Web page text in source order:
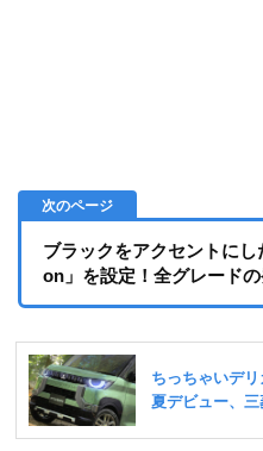
ブラックをアクセントに
on」を設定！全グレード